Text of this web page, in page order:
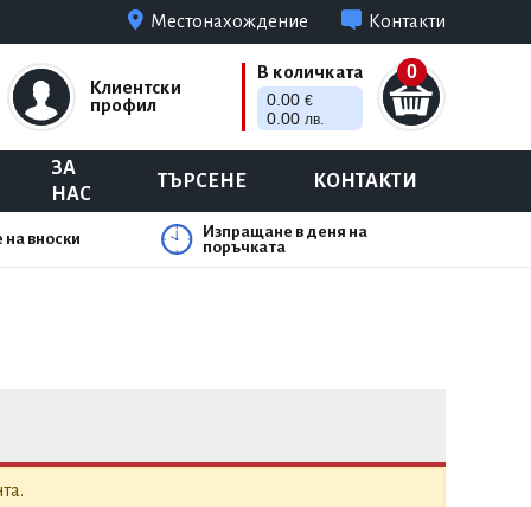
Местонахождение Контакти
Клиентски
профил
0
В количката
0.00 €
0.00 лв.
ЗА
НАС
ТЪРСЕНЕ КОНТАКТИ
вноски
Изпращане в деня на
поръчката